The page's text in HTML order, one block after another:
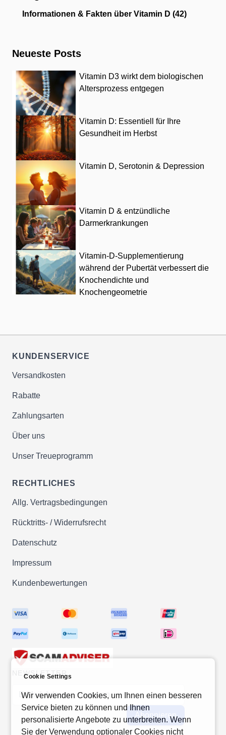
Informationen & Fakten über Vitamin D (42)
Neueste Posts
Vitamin D3 wirkt dem biologischen
Altersprozess entgegen
Vitamin D: Essentiell für Ihre
Gesundheit im Herbst
Vitamin D, Serotonin & Depression
Vitamin D & entzündliche
Darmerkrankungen
Vitamin-D-Supplementierung
während der Pubertät verbessert die
Knochendichte und
Knochengeometrie
KUNDENSERVICE
Versandkosten
Rabatte
Zahlungsarten
Über uns
Unser Treueprogramm
RECHTLICHES
Allg. Vertragsbedingungen
Rücktritts- / Widerrufsrecht
Datenschutz
Impressum
Kundenbewertungen
NEWSLETTER
Abonnieren
Cookie Settings
Wir verwenden Cookies, um Ihnen einen besseren
Service bieten zu können und Ihnen
personalisierte Angebote zu unterbreiten. Wenn
Sie der Verwendung optionaler Cookies nicht